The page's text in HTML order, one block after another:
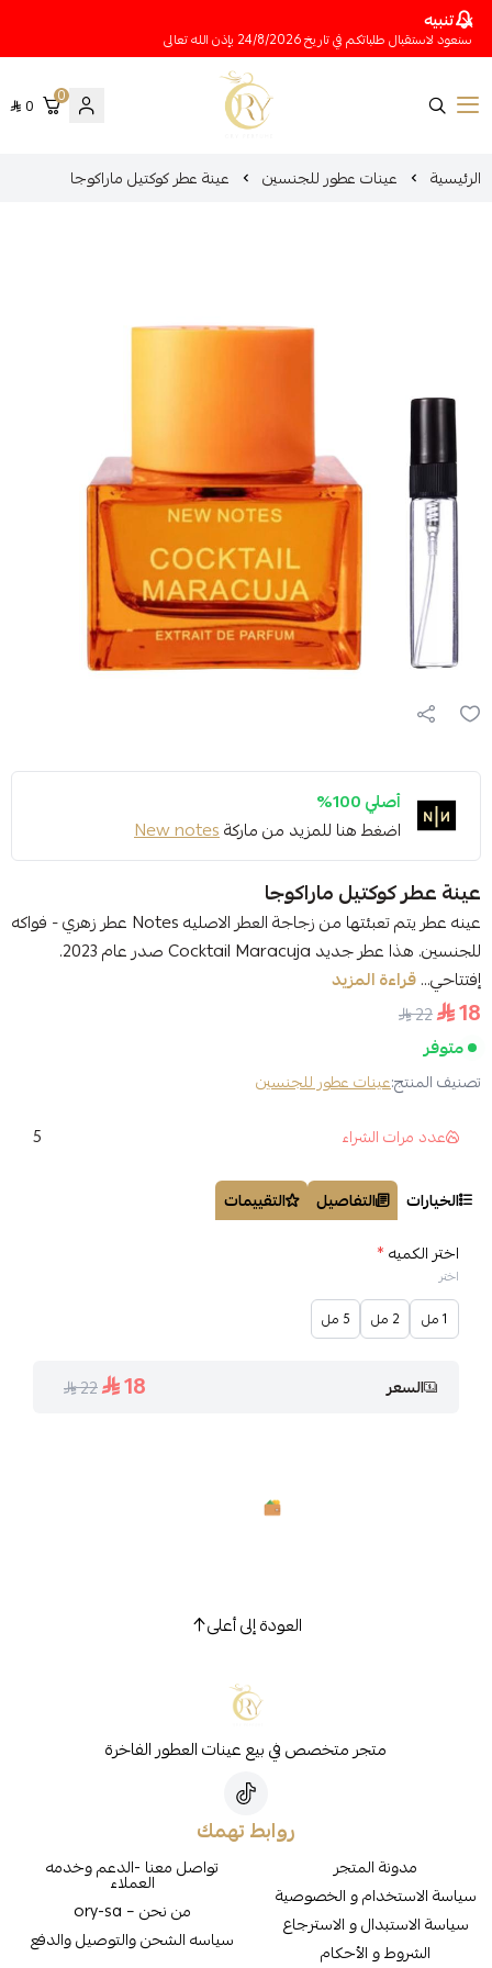
تنبيه
سنعود لاستقبال طلباتكم في تاريخ 24/8/2026 بإذن الله تعالى
متجر عينات عطور أوري
0
0
الرئيسية عينات عطور للجنسين عينة عطر كوكتيل ماراكوجا
أصلي 100%
اضغط هنا للمزيد من ماركةNew notes
عينة عطر كوكتيل ماراكوجا
عينه عطر يتم تعبئتها من زجاجة العطر الاصليه Notes عطر زهري - فواكه
للجنسين. هذا عطر جديد Cocktail Maracuja صدر عام 2023.
إفتتاحي...قراءة المزيد
18
22
متوفر
تصنيف المنتج:عينات عطور للجنسين
عدد مرات الشراء
5
الخيارات التفاصيل
التقييمات
اختر الكميه*
اختر
1 مل 2 مل 5 مل
السعر 18
22
العودة إلى أعلى
متجر متخصص في بيع عينات العطور الفاخرة
روابط تهمك
مدونة المتجر
سياسة الاستخدام و الخصوصية
سياسة الاستبدال و الاسترجاع
الشروط و الأحكام
تواصل معنا -الدعم وخدمه
العملاء
من نحن – ory-sa
سياسه الشحن والتوصيل والدفع